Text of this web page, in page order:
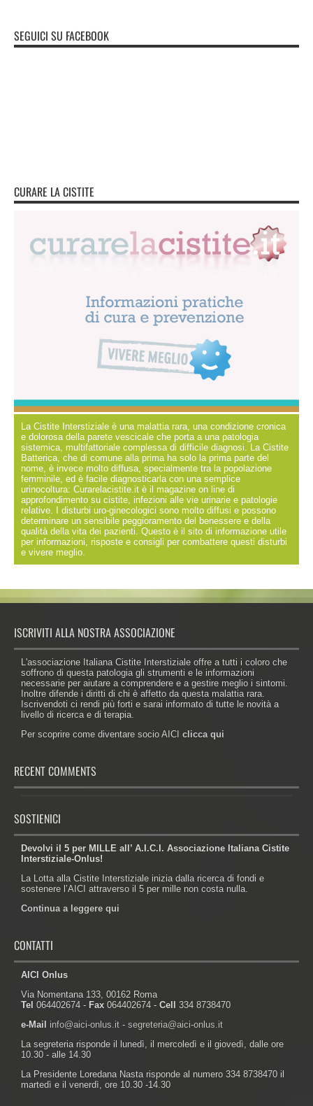
SEGUICI SU FACEBOOK
CURARE LA CISTITE
La Cistite Interstiziale è una malattia rara, una condizione cronica
e dolorosa della parete vescicale che porta a una patologia
sistemica, multifattoriale complessa di difficile diagnosi. La Cistite
Batterica, che di comune alla prima ha solo la prima parte del
nome, è invece molto diffusa, specialmente tra la popolazione
femminile, ed è facile diagnosticarla con una semplice
urinocoltura: Curarelacistite.it è il magazine on line di
approfondimento su cistite, infezioni alle vie urinarie e patologie
relative. I disturbi uro-ginecologici sono molto diffusi e possono
determinare un sensibile peggioramento del benessere e della
qualità della vita dei pazienti. Questo è il sito di informazione utile
per informazioni, risposte e consigli per combattere questi disturbi
e vivere meglio.
ISCRIVITI ALLA NOSTRA ASSOCIAZIONE
L'associazione Italiana Cistite Interstiziale offre a tutti i coloro che
soffrono di questa patologia gli strumenti e le informazioni
necessarie per aiutare a comprendere e a gestire meglio i sintomi.
Inoltre difende i diritti di chi è affetto da questa malattia rara.
Iscrivendoti ci rendi più forti e sarai informato di tutte le novità a
livello di ricerca e di terapia.
Per scoprire come diventare socio AICI clicca qui
RECENT COMMENTS
SOSTIENICI
Devolvi il 5 per MILLE all’ A.I.C.I. Associazione Italiana Cistite
Interstiziale-Onlus!
La Lotta alla Cistite Interstiziale inizia dalla ricerca di fondi e
sostenere l’AICI attraverso il 5 per mille non costa nulla.
Continua a leggere qui
CONTATTI
AICI Onlus
Via Nomentana 133, 00162 Roma
Tel 064402674 - Fax 064402674 - Cell
334 8738470
e-Mail
info@aici-onlus.it - segreteria@aici-onlus.it
La segreteria risponde il lunedì, il mercoledì e il giovedì, dalle ore
10.30 - alle 14.30
La Presidente Loredana Nasta risponde al numero 334 8738470 il
martedì e il venerdì, ore 10.30 -14.30